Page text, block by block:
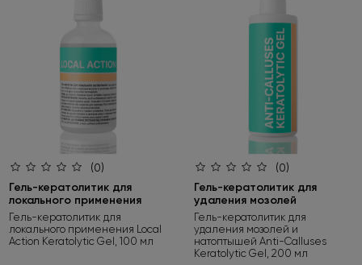
(0)
Гель-кератолитик для
локального применения
Гель-кератолитик для
локального применения Local
Action Keratolytic Gel, 100 мл
(0)
Гель-кератолитик для
удаления мозолей
Гель-кератолитик для
удаления мозолей и
натоптышей Anti-Calluses
Keratolytic Gel, 200 мл